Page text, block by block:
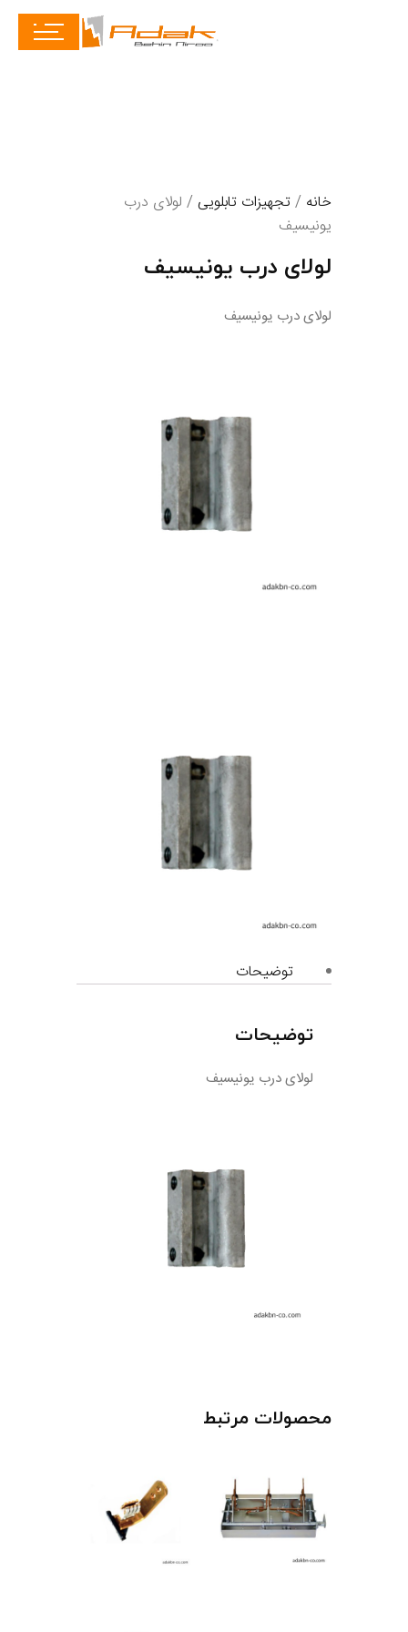
خانه /تجهیزات تابلویی / لولای درب
یونیسیف
لولای درب یونیسیف
لولای درب یونیسیف
توضیحات
توضیحات
لولای درب یونیسیف
محصولات مرتبط